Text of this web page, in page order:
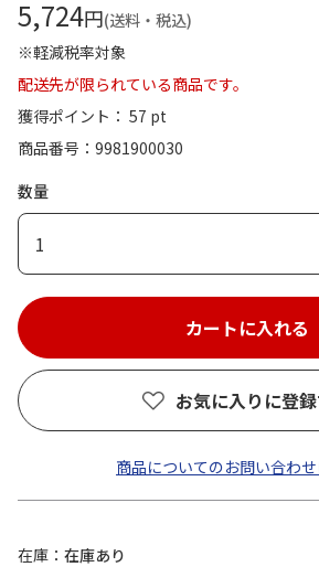
5,724円(送料・税込)
※軽減税率対象
配送先が限られている商品です。
獲得ポイント： 57 pt
商品番号
9981900030
数量
1
お気に入りに登
商品についてのお問い合わ
在庫
在庫あり